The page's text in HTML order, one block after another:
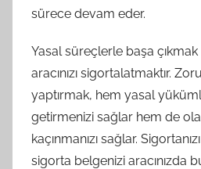
sürece devam eder.
Yasal süreçlerle başa
aracınızı sigortalatmaktır.
yaptırmak, hem yasal
getirmenizi sağlar hem de
kaçınmanızı sağlar.
sigorta belgenizi aracınızda